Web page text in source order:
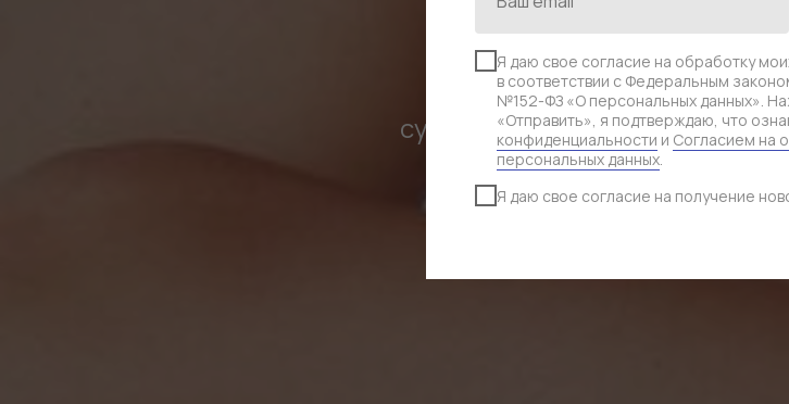
Я даю свое согласие на обработку
в соответствии с Федеральным
№152-ФЗ «О персональных данных».
«Отправить», я подтверждаю, что
конфиденциальности и Согласием на
персональных данных.
Я даю свое согласие на получение
КАТАЛОГ
сумки-конструкторы,